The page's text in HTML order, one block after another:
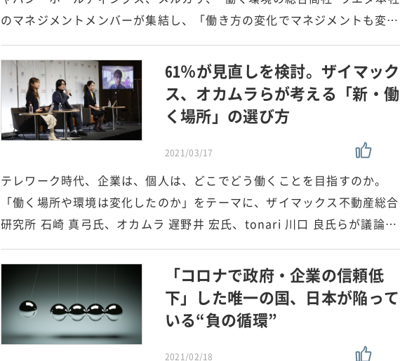
のマネジメントメンバーが集結し、「働き方の変化でマネジメントも変…
61％が見直しを検討。ザイマック
ス、オカムラらが考える「新・働
く場所」の選び方
2021/03/17
テレワーク時代、企業は、個人は、どこでどう働くことを目指すのか。
「働く場所や環境は変化したのか」をテーマに、ザイマックス不動産総合
研究所 石崎 真弓氏、オカムラ 遅野井 宏氏、tonari 川口 良氏らが議論…
「コロナで政府・企業の信頼低
下」した唯一の国、日本が陥って
いる“負の循環”
2021/02/18